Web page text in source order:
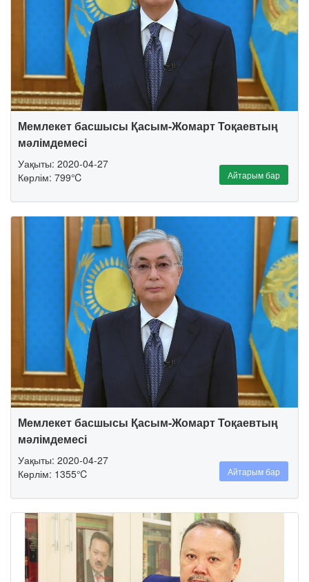
Мемлекет басшысы Қасым-Жомарт Тоқаевтың
мәлімдемесі
Уақыты: 2020-04-27
Көрлім: 799℃
Айтарым бар
Мемлекет басшысы Қасым-Жомарт Тоқаевтың
мәлімдемесі
Уақыты: 2020-04-27
Көрлім: 1355℃
Айтарым бар